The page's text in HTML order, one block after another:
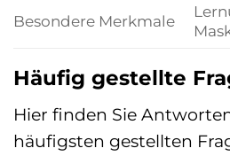
Besondere Merkmale
Häufig gestellte
Hier finden Sie
häufigsten gestellten